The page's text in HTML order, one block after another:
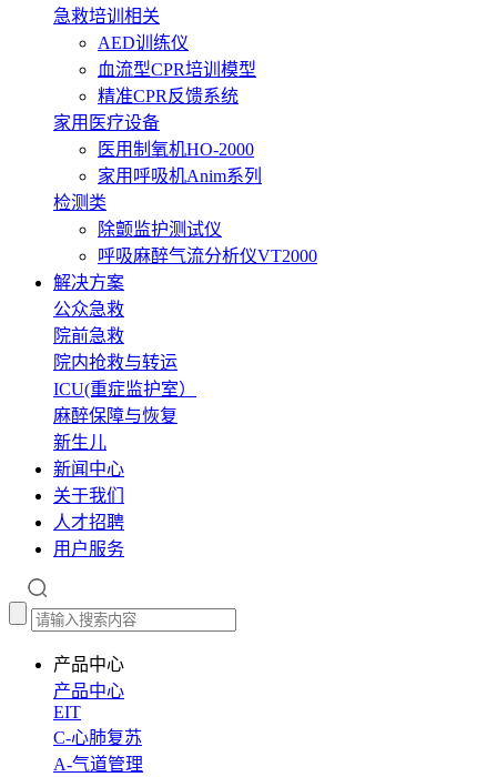
急救培训相关
AED训练仪
血流型CPR培训模型
精准CPR反馈系统
家用医疗设备
医用制氧机HO-2000
家用呼吸机Anim系列
检测类
除颤监护测试仪
呼吸麻醉气流分析仪VT2000
解决方案
公众急救
院前急救
院内抢救与转运
ICU(重症监护室）
麻醉保障与恢复
新生儿
新闻中心
关于我们
人才招聘
用户服务
产品中心
产品中心
EIT
C-心肺复苏
A-气道管理